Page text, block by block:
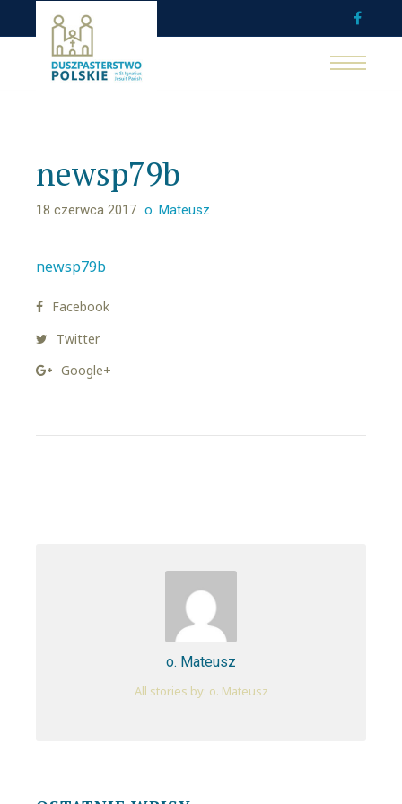
newsp79b
18 czerwca 2017 o. Mateusz
newsp79b
Facebook
Twitter
Google+
o. Mateusz
All stories by: o. Mateusz